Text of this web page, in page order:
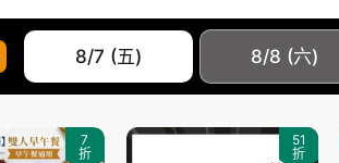
8/7 (五) 8/8 (六)
7
折
51
折